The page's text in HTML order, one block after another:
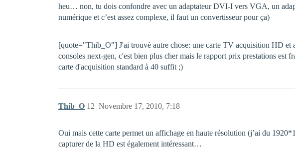
heu… non, tu dois confondre avec un adaptateur DVI-I vers VGA, un
numérique et c’est assez complexe, il faut un convertisseur pour ça)
[quote="Thib_O"] J'ai trouvé autre chose: une carte TV acquisition HD et
consoles next-gen, c'est bien plus cher mais le rapport prix prestations est
carte d'acquisition standard à 40 suffit ;)
Thib_O Novembre 17, 2010, 7:18
12
Oui mais cette carte permet un affichage en haute résolution (j’ai du
capturer de la HD est également intéressant…